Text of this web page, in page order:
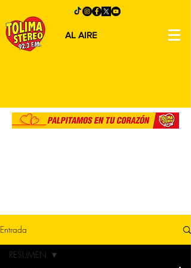
AL AIRE
Entrada
RESUMEN